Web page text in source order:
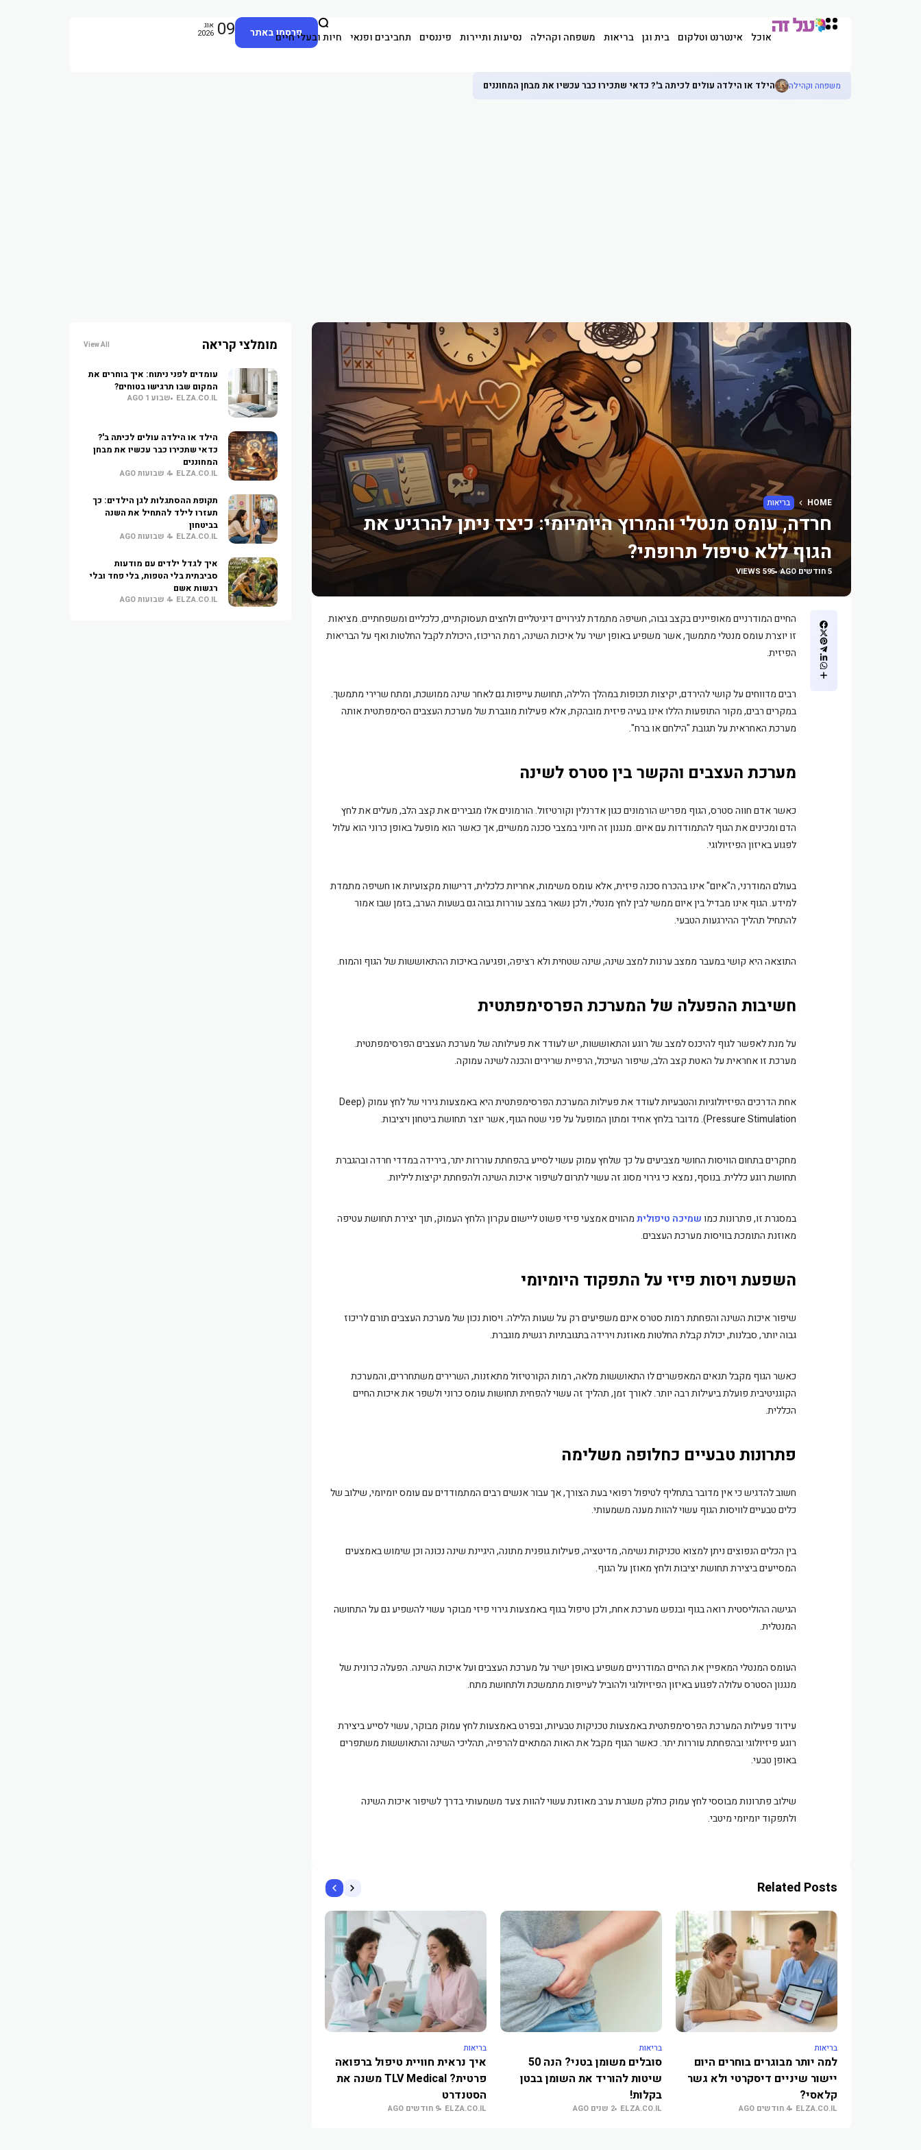
אוכל אינטרנט וטלקום בית וגן בריאות משפחה וקהילה נסיעות ותיירות פיננסים תחביבים ופנאי חיות ובעלי חייםפרסמו באתר 09 אוג
2026
משפחה וקהילה הילד או הילדה עולים לכיתה ב'? כדאי שתכירו כבר עכשיו את מבחן המחוננים
HOME בריאות
חרדה, עומס מנטלי והמרוץ היומיומי: כיצד ניתן להרגיע את
הגוף ללא טיפול תרופתי?
5 חודשים AGO 595 VIEWS
החיים המודרניים מאופיינים בקצב גבוה, חשיפה מתמדת לגירויים דיגיטליים ולחצים תעסוקתיים, כלכליים ומשפחתיים. מציאות
זו יוצרת עומס מנטלי מתמשך, אשר משפיע באופן ישיר על איכות השינה, רמת הריכוז, היכולת לקבל החלטות ואף על הבריאות
הפיזית.
רבים מדווחים על קושי להירדם, יקיצות תכופות במהלך הלילה, תחושת עייפות גם לאחר שינה ממושכת, ומתח שרירי מתמשך.
במקרים רבים, מקור התופעות הללו אינו בעיה פיזית מובהקת, אלא פעילות מוגברת של מערכת העצבים הסימפתטית אותה
מערכת האחראית על תגובת "הילחם או ברח".
מערכת העצבים והקשר בין סטרס לשינה
כאשר אדם חווה סטרס, הגוף מפריש הורמונים כגון אדרנלין וקורטיזול. הורמונים אלו מגבירים את קצב הלב, מעלים את לחץ
הדם ומכינים את הגוף להתמודדות עם איום. מנגנון זה חיוני במצבי סכנה ממשיים, אך כאשר הוא מופעל באופן כרוני הוא עלול
לפגוע באיזון הפיזיולוגי.
בעולם המודרני, ה"איום" אינו בהכרח סכנה פיזית, אלא עומס משימות, אחריות כלכלית, דרישות מקצועיות או חשיפה מתמדת
למידע. הגוף אינו מבדיל בין איום ממשי לבין לחץ מנטלי, ולכן נשאר במצב עוררות גבוה גם בשעות הערב, בזמן שבו אמור
להתחיל תהליך ההירגעות הטבעי.
התוצאה היא קושי במעבר ממצב ערנות למצב שינה, שינה שטחית ולא רציפה, ופגיעה באיכות ההתאוששות של הגוף והמוח.
חשיבות ההפעלה של המערכת הפרסימפתטית
על מנת לאפשר לגוף להיכנס למצב של רוגע והתאוששות, יש לעודד את פעילותה של מערכת העצבים הפרסימפתטית.
מערכת זו אחראית על האטת קצב הלב, שיפור העיכול, הרפיית שרירים והכנה לשינה עמוקה.
אחת הדרכים הפיזיולוגיות והטבעיות לעודד את פעילות המערכת הפרסימפתטית היא באמצעות גירוי של לחץ עמוק (Deep
Pressure Stimulation). מדובר בלחץ אחיד ומתון המופעל על פני שטח הגוף, אשר יוצר תחושת ביטחון ויציבות.
מחקרים בתחום הוויסות החושי מצביעים על כך שלחץ עמוק עשוי לסייע בהפחתת עוררות יתר, בירידה במדדי חרדה ובהגברת
תחושת רוגע כללית. בנוסף, נמצא כי גירוי מסוג זה עשוי לתרום לשיפור איכות השינה ולהפחתת יקיצות ליליות.
במסגרת זו, פתרונות כמושמיכה טיפוליתמהווים אמצעי פיזי פשוט ליישום עקרון הלחץ העמוק, תוך יצירת תחושת עטיפה
מאוזנת התומכת בוויסות מערכת העצבים.
השפעת ויסות פיזי על התפקוד היומיומי
שיפור איכות השינה והפחתת רמות סטרס אינם משפיעים רק על שעות הלילה. ויסות נכון של מערכת העצבים תורם לריכוז
גבוה יותר, סבלנות, יכולת קבלת החלטות מאוזנת וירידה בתגובתיות רגשית מוגברת.
כאשר הגוף מקבל תנאים המאפשרים לו התאוששות מלאה, רמות הקורטיזול מתאזנות, השרירים משתחררים, והמערכת
הקוגניטיבית פועלת ביעילות רבה יותר. לאורך זמן, תהליך זה עשוי להפחית תחושות עומס כרוני ולשפר את איכות החיים
הכללית.
פתרונות טבעיים כחלופה משלימה
חשוב להדגיש כי אין מדובר בתחליף לטיפול רפואי בעת הצורך, אך עבור אנשים רבים המתמודדים עם עומס יומיומי, שילוב של
כלים טבעיים לוויסות הגוף עשוי להוות מענה משמעותי.
בין הכלים הנפוצים ניתן למצוא טכניקות נשימה, מדיטציה, פעילות גופנית מתונה, היגיינת שינה נכונה וכן שימוש באמצעים
המסייעים ביצירת תחושת יציבות ולחץ מאוזן על הגוף.
הגישה ההוליסטית רואה בגוף ובנפש מערכת אחת, ולכן טיפול בגוף באמצעות גירוי פיזי מבוקר עשוי להשפיע גם על התחושה
המנטלית.
העומס המנטלי המאפיין את החיים המודרניים משפיע באופן ישיר על מערכת העצבים ועל איכות השינה. הפעלה כרונית של
מנגנון הסטרס עלולה לפגוע באיזון הפיזיולוגי ולהוביל לעייפות מתמשכת ולתחושת מתח.
עידוד פעילות המערכת הפרסימפתטית באמצעות טכניקות טבעיות, ובפרט באמצעות לחץ עמוק מבוקר, עשוי לסייע ביצירת
רוגע פיזיולוגי ובהפחתת עוררות יתר. כאשר הגוף מקבל את האות המתאים להרפיה, תהליכי השינה והתאוששות משתפרים
באופן טבעי.
שילוב פתרונות מבוססי לחץ עמוק כחלק משגרת ערב מאוזנת עשוי להוות צעד משמעותי בדרך לשיפור איכות השינה
ולתפקוד יומיומי מיטבי.
Related Posts
בריאות
למה יותר מבוגרים בוחרים היום
יישור שיניים דיסקרטי ולא גשר
קלאסי?
ELZA.CO.IL 4 חודשים AGO
בריאות
סובלים משומן בטני? הנה 50
שיטות להוריד את השומן בבטן
בקלות!
ELZA.CO.IL 2 שנים AGO
בריאות
איך נראית חוויית טיפול ברפואה
פרטית? TLV Medical משנה את
הסטנדרט
ELZA.CO.IL 9 חודשים AGO
מומלצי קריאה View All
עומדים לפני ניתוח: איך בוחרים את
המקום שבו תרגישו בטוחים?
ELZA.CO.IL שבוע 1 AGO
הילד או הילדה עולים לכיתה ב'?
כדאי שתכירו כבר עכשיו את מבחן
המחוננים
ELZA.CO.IL 4 שבועות AGO
תקופת ההסתגלות לגן הילדים: כך
תעזרו לילד להתחיל את השנה
בביטחון
ELZA.CO.IL 4 שבועות AGO
איך לגדל ילדים עם מודעות
סביבתית בלי הטפות, בלי פחד ובלי
רגשות אשם
ELZA.CO.IL 4 שבועות AGO